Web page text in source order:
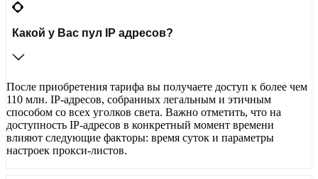
Какой у Вас пул IP адресов?
После приобретения тарифа вы получаете доступ к более чем
110 млн. IP-адресов, собранных легальным и этичным
способом со всех уголков света. Важно отметить, что на
доступность IP-адресов в конкретный момент времени
влияют следующие факторы: время суток и параметры
настроек прокси-листов.